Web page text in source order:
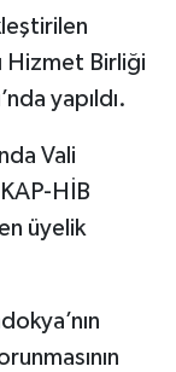
Hizmet Birliği
yapıldı.
Vali
HİB
üyelik